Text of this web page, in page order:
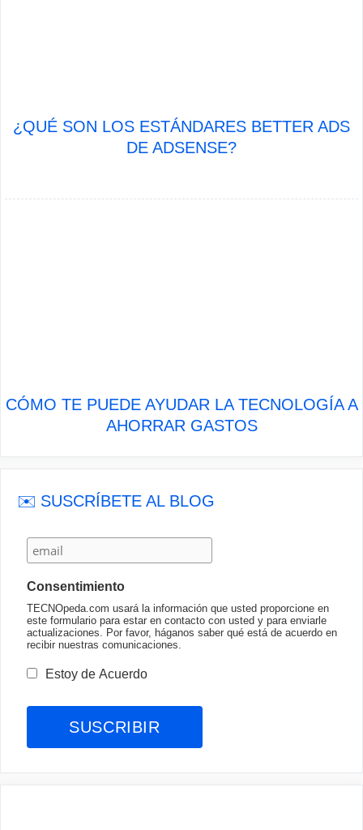
¿QUÉ SON LOS ESTÁNDARES BETTER ADS
DE ADSENSE?
CÓMO TE PUEDE AYUDAR LA TECNOLOGÍA A
AHORRAR GASTOS
✉️ SUSCRÍBETE AL BLOG
Consentimiento
TECNOpeda.com usará la información que usted proporcione en
este formulario para estar en contacto con usted y para enviarle
actualizaciones. Por favor, háganos saber qué está de acuerdo en
recibir nuestras comunicaciones.
Estoy de Acuerdo